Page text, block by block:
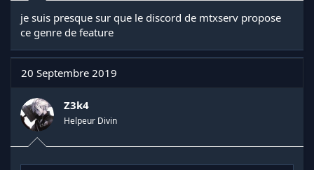
je suis presque sur que le discord de mtxserv propose
ce genre de feature
20 Septembre 2019
Z3k4
Helpeur Divin